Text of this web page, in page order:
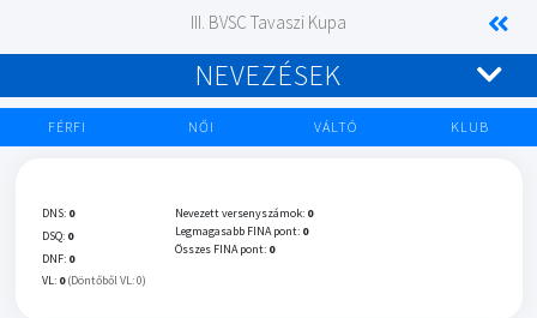
III. BVSC Tavaszi Kupa
NEVEZÉSEK
FÉRFI NŐI VÁLTÓ KLUB
DNS: 0
DSQ: 0
DNF: 0
VL: 0 (Döntőből VL: 0)
Nevezett versenyszámok: 0
Legmagasabb FINA pont: 0
Összes FINA pont: 0